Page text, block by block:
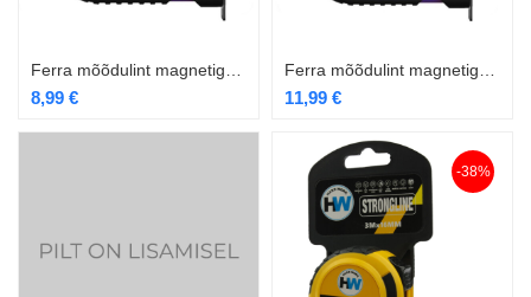
8,99 € 11,99 €
-38%